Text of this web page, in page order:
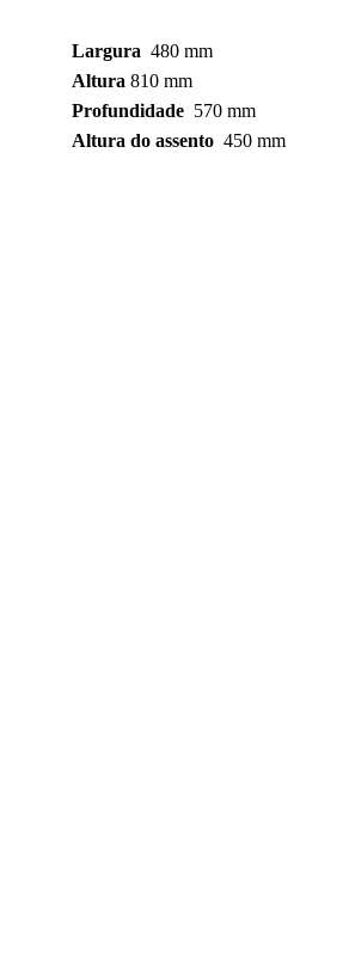
Largura
  480 mm
Altura 810 mm
Profundidade
  570 mm
Altura do assento
  450 mm